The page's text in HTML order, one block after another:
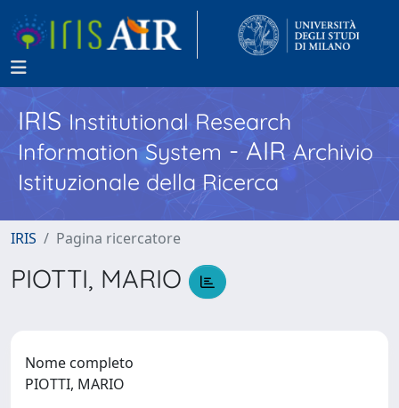
IRISInstitutional Research
Information System - AIR Archivio
Istituzionale della Ricerca
IRIS Pagina ricercatore
PIOTTI, MARIO
Nome completo
PIOTTI, MARIO